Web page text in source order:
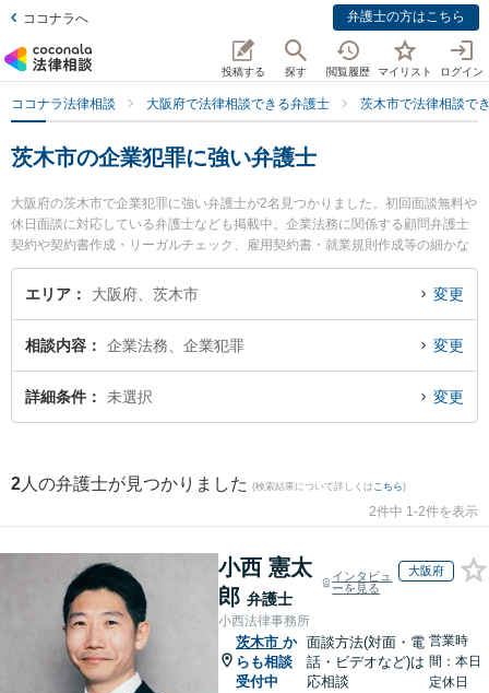
ココナラへ 弁護士の方はこちら
投稿する 探す 閲覧履歴 マイリスト ログイン
ココナラ法律相談 大阪府で法律相談できる弁護士 茨木市で法律相談で
茨木市の企業犯罪に強い弁護士
大阪府の茨木市で企業犯罪に強い弁護士が2名見つかりました。初回面談無料や
休日面談に対応している弁護士なども掲載中。企業法務に関係する顧問弁護士
契約や契約書作成・リーガルチェック、雇用契約書・就業規則作成等の細かな
分野での絞り込み検索もでき便利です。特に柏葉法律事務所の河野 嵩士弁護士
や葉方法律事務所の葉方 心平弁護士のプロフィール情報や弁護士費用、強みな
の弁護士を検索したい』『初回相談無料で企業犯罪を法律相談できる茨木市内
の弁護士に相談予約したい』などでお困りの相談者さんにおすすめです。
エリア 大阪府、茨木市 変更
相談内容 企業法務、企業犯罪 変更
詳細条件 未選択 変更
2 人の弁護士が見つかりました (検索結果について詳しくは こちら)
2件中 1-2件を表示
小西 憲太
郎 弁護士
インタビュ
ーを見る
大阪府
小西法律事務所
茨木市 か
らも相談
受付中
面談方法(対面・電
話・ビデオなど)は
応相談
営業時
間：本日
定休日